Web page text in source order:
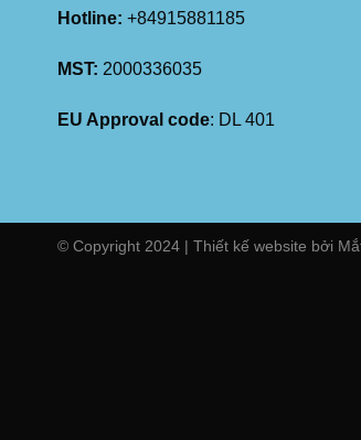
Hotline: +84915881185
MST: 2000336035
EU Approval code: DL 401
© Copyright 2024 | Thiết kế website bởi